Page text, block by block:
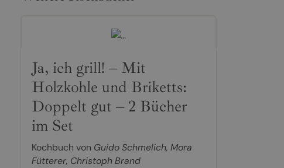
Ja, ich grill! – Mit
Holzkohle und Briketts:
Doppelt gut – 2 Bücher
im Set
Kochbuch von Guido Schmelich, Mora
Fütterer, Christoph Brand